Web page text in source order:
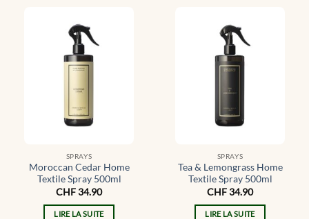
SPRAYS
Moroccan Cedar Home
Textile Spray 500ml
CHF34.90
LIRE LA SUITE
SPRAYS
Tea & Lemongrass Home
Textile Spray 500ml
CHF34.90
LIRE LA SUITE